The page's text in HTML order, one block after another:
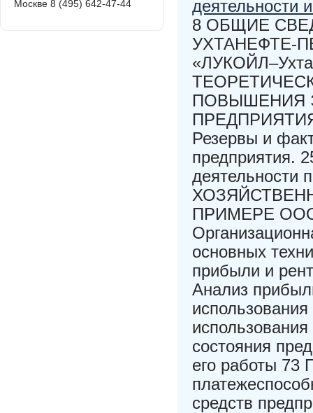
деятельности
8 ОБЩИЕ
УХТАНЕФТЕ-
ПОВЫШЕНИЯ
ПРЕДПРИЯТИЯ
Резервы и
предприятия.
ПРИМЕРЕ
основных
прибыли и
Анализ
состояния
его работы 73
средств
Москве 8 (495) 642-47-44